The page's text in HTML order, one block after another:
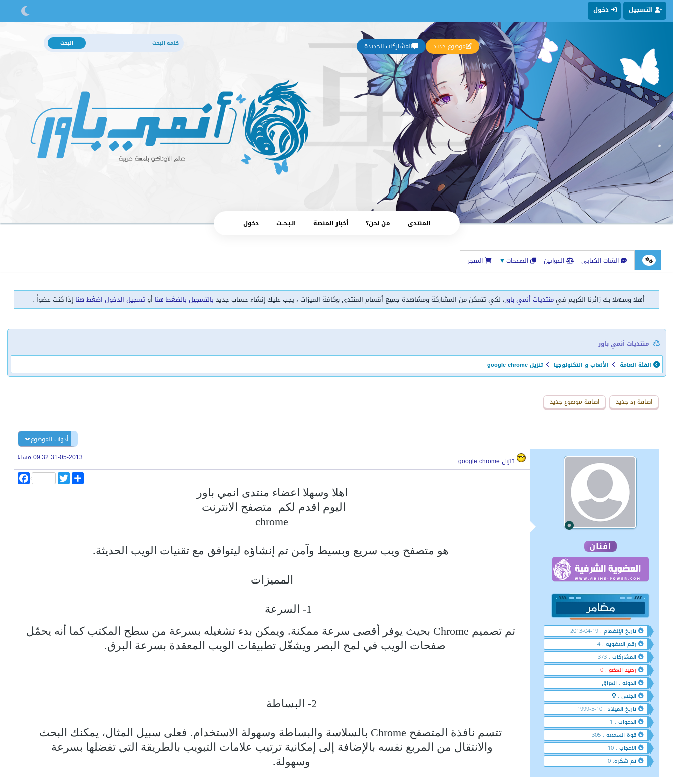
التسجيل دخول
المشاركات الجديدة موضوع جديد
المنتدى من نحن؟ أخبار المنصة الـبـحــث دخول
الشات الكتابي القوانين الصفحات▼ المتجر
أهلا وسهلا بك زائرنا الكريم فيمنتديات أنمي باور، لكي تتمكن من المشاركة ومشاهدة جميع أقسام المنتدى وكافة الميزات ، يجب عليك إنشاء حساب جديد بالتسجيل بالضغط هنا أوتسجيل الدخول اضغط هنا إذا كنت عضواً .
منتديات أنمي باور
الفئة العامة الألعاب و التكنولوجيا تنزيل google chrome
اضافة رد جديد اضافة موضوع جديد
أدوات الموضوع
تنزيل google chrome
31-05-2013 09:32 مساءً
افنان
تاريخ الإنضمام : 19-04-2013
رقم العضوية : 4
المشاركات : 373
رصيد العضو : 0
الدولة : العراق
الجنس :
تاريخ الميلاد : 10-5-1999
الدعوات : 1
قوة السمعة : 305
الاعجاب : 10
تم شكره: 0
a
T
w
ن
اهلا وسهلا اعضاء منتدى انمي باور
اليوم اقدم لكم متصفح الانترنت
chrome
هو متصفح ويب سريع وبسيط وآمن تم إنشاؤه ليتوافق مع تقنيات الويب الحديثة.
المميزات
1- السرعة
تم تصميم Chrome بحيث يوفر أقصى سرعة ممكنة. ويمكن بدء تشغيله بسرعة من سطح المكتب كما أنه يحمّل
صفحات الويب في لمح البصر ويشغّل تطبيقات الويب المعقدة بسرعة البرق.
2- البساطة
تتسم نافذة المتصفح Chrome بالسلاسة والبساطة وسهولة الاستخدام. فعلى سبيل المثال، يمكنك البحث
والانتقال من المربع نفسه بالإضافة إلى إمكانية ترتيب علامات التبويب بالطريقة التي تفضلها بسرعة
وسهولة.